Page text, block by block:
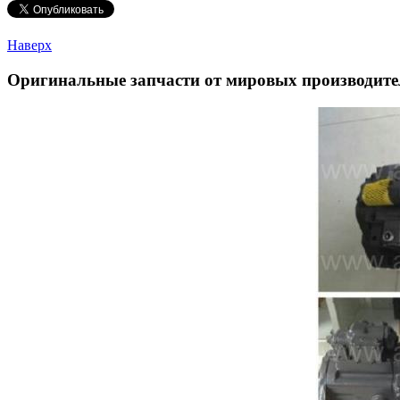
Наверх
Оригинальные запчасти от мировых